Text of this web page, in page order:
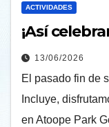
ACTIVIDADES
¡Así
13/06/2026
El pasado fin de
Incluye,
en Atoope Park